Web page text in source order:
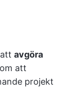
avgöra
att
projekt